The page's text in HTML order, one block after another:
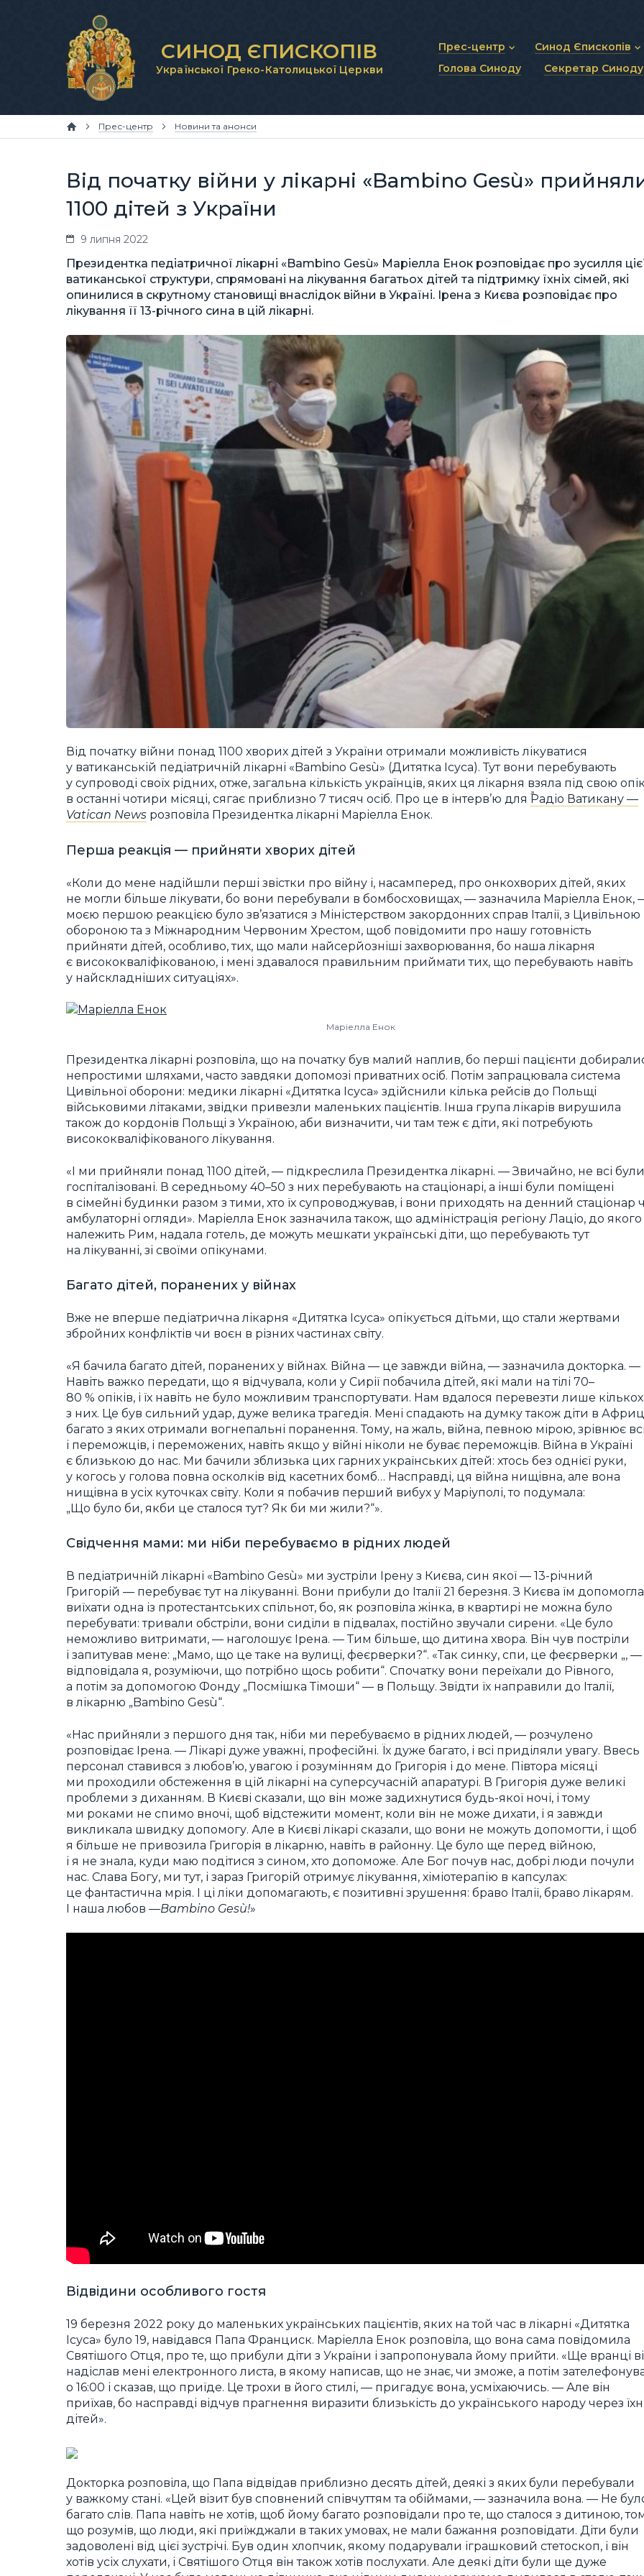
СИНОД ЄПИСКОПІВ
Української Греко-Католицької Церкви
Прес-центр
Новини та анонси
Синод Єпископів
Статут Синоду
Синодальні органи
Голова Синоду Секретар Синоду
Прес-центр Новини та анонси
Від початку війни у лікарні «Bаmbino Gesù»
1100 дітей з України
9 липня 2022
Президентка педіатричної лікарні «Bаmbino Gesù» Маріелла Енок розповідає про зусилля
ватиканської структури, спрямовані на лікування багатьох дітей та підтримку їхніх сімей, які
опинилися в скрутному становищі внаслідок війни в Україні. Ірена з Києва розповідає про
лікування її 13-річного сина в цій лікарні.
Від початку війни понад 1100 хворих дітей з України отримали можливість лікуватися
у ватиканській педіатричній лікарні «Bambino Gesù» (Дитятка Ісуса). Тут вони перебувають
у супроводі своїх рідних, отже, загальна кількість українців, яких ця лікарня взяла під свою
в останні чотири місяці, сягає приблизно 7 тисяч осіб. Про це в інтерв’ю дляРадіо Ватикану —
Vatican News розповіла Президентка лікарні Маріелла Енок.
Перша реакція — прийняти хворих дітей
«Коли до мене надійшли перші звістки про війну і, насамперед, про онкохворих дітей, яких
не могли більше лікувати, бо вони перебували в бомбосховищах, — зазначила Маріелла Енок,
моєю першою реакцією було зв’язатися з Міністерством закордонних справ Італії, з Цивільною
обороною та з Міжнародним Червоним Хрестом, щоб повідомити про нашу готовність
прийняти дітей, особливо, тих, що мали найсерйозніші захворювання, бо наша лікарня
є висококваліфікованою, і мені здавалося правильним приймати тих, що перебувають навіть
у найскладніших ситуаціях».
Маріелла Енок
Президентка лікарні розповіла, що на початку був малий наплив, бо перші пацієнти
непростими шляхами, часто завдяки допомозі приватних осіб. Потім запрацювала система
Цивільної оборони: медики лікарні «Дитятка Ісуса» здійснили кілька рейсів до Польщі
військовими літаками, звідки привезли маленьких пацієнтів. Інша група лікарів вирушила
також до кордонів Польщі з Україною, аби визначити, чи там теж є діти, які потребують
висококваліфікованого лікування.
«І ми прийняли понад 1100 дітей, — підкреслила Президентка лікарні. — Звичайно, не всі були
госпіталізовані. В середньому 40–50 з них перебувають на стаціонарі, а інші були поміщені
в сімейні будинки разом з тими, хто їх супроводжував, і вони приходять на денний стаціонар
амбулаторні огляди». Маріелла Енок зазначила також, що адміністрація регіону Лаціо, до якого
належить Рим, надала готель, де можуть мешкати українські діти, що перебувають тут
на лікуванні, зі своїми опікунами.
Багато дітей, поранених у війнах
Вже не вперше педіатрична лікарня «Дитятка Ісуса» опікується дітьми, що стали жертвами
збройних конфліктів чи воєн в різних частинах світу.
«Я бачила багато дітей, поранених у війнах. Війна — це завжди війна, — зазначила докторка. —
Навіть важко передати, що я відчувала, коли у Сирії побачила дітей, які мали на тілі 70–
80 % опіків, і їх навіть не було можливим транспортувати. Нам вдалося перевезти лише кількох
з них. Це був сильний удар, дуже велика трагедія. Мені спадають на думку також діти в
багато з яких отримали вогнепальні поранення. Тому, на жаль, війна, певною мірою, зрівнює
і переможців, і переможених, навіть якщо у війні ніколи не буває переможців. Війна в Україні
є близькою до нас. Ми бачили зблизька цих гарних українських дітей: хтось без однієї руки,
у когось у голова повна осколків від касетних бомб… Насправді, ця війна нищівна, але вона
нищівна в усіх куточках світу. Коли я побачив перший вибух у Маріуполі, то подумала:
„Що було би, якби це сталося тут? Як би ми жили?“».
Свідчення мами: ми ніби перебуваємо в рідних людей
В педіатричній лікарні «Bambino Gesù» ми зустріли Ірену з Києва, син якої — 13-річний
Григорій — перебуває тут на лікуванні. Вони прибули до Італії 21 березня. З Києва їм допомогла
виїхати одна із протестантських спільнот, бо, як розповіла жінка, в квартирі не можна було
перебувати: тривали обстріли, вони сиділи в підвалах, постійно звучали сирени. «Це було
неможливо витримати, — наголошує Ірена. — Тим більше, що дитина хвора. Він чув постріли
і запитував мене: „Мамо, що це таке на вулиці, феєрверки?“. «Так синку, спи, це феєрверки „, —
відповідала я, розуміючи, що потрібно щось робити“. Спочатку вони переїхали до Рівного,
а потім за допомогою Фонду „Посмішка Тімоши“ — в Польщу. Звідти їх направили до Італії,
в лікарню „Bambino Gesù“.
«Нас прийняли з першого дня так, ніби ми перебуваємо в рідних людей, — розчулено
розповідає Ірена. — Лікарі дуже уважні, професійні. Їх дуже багато, і всі приділяли увагу. Ввесь
персонал ставився з любов’ю, увагою і розумінням до Григорія і до мене. Півтора місяці
ми проходили обстеження в цій лікарні на суперсучасній апаратурі. В Григорія дуже великі
проблеми з диханням. В Києві сказали, що він може задихнутися будь-якої ночі, і тому
ми роками не спимо вночі, щоб відстежити момент, коли він не може дихати, і я завжди
викликала швидку допомогу. Але в Києві лікарі сказали, що вони не можуть допомогти, і щоб
я більше не привозила Григорія в лікарню, навіть в районну. Це було ще перед війною,
і я не знала, куди маю подітися з сином, хто допоможе. Але Бог почув нас, добрі люди почули
нас. Слава Богу, ми тут, і зараз Григорій отримує лікування, хіміотерапію в капсулах:
це фантастична мрія. І ці ліки допомагають, є позитивні зрушення: браво Італії, браво лікарям.
І наша любов —Bambino Gesù!»
Відвідини особливого гостя
19 березня 2022 року до маленьких українських пацієнтів, яких на той час в лікарні «Дитятка
Ісуса» було 19, навідався Папа Франциск. Маріелла Енок розповіла, що вона сама повідомила
Святішого Отця, про те, що прибули діти з України і запропонувала йому прийти. «Ще вранці
надіслав мені електронного листа, в якому написав, що не знає, чи зможе, а потім
о 16:00 і сказав, що приїде. Це трохи в його стилі, — пригадує вона, усміхаючись. — Але він
приїхав, бо насправді відчув прагнення виразити близькість до українського народу через
дітей».
Докторка розповіла, що Папа відвідав приблизно десять дітей, деякі з яких були перебували
у важкому стані. «Цей візит був сповнений співчуттям та обіймами, — зазначила вона. — Не
багато слів. Папа навіть не хотів, щоб йому багато розповідали про те, що сталося з дитиною,
що розумів, що люди, які приїжджали в таких умовах, не мали бажання розповідати. Діти були
задоволені від цієї зустрічі. Був один хлопчик, якому подарували іграшковий стетоскоп, і він
хотів усіх слухати, і Святішого Отця він також хотів послухати. Але деякі діти були ще дуже